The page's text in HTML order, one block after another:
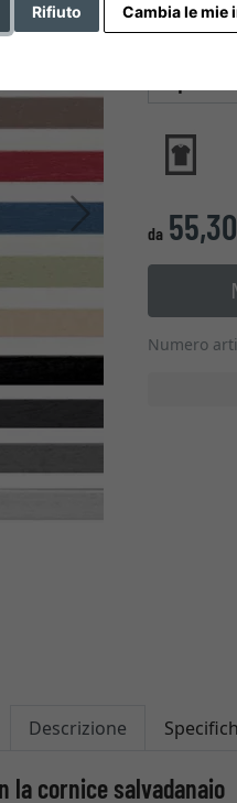
Rifiuto Cambia le mie
Avanti
Colore
da
Numero
Descrizione
la cornice salvadanaio